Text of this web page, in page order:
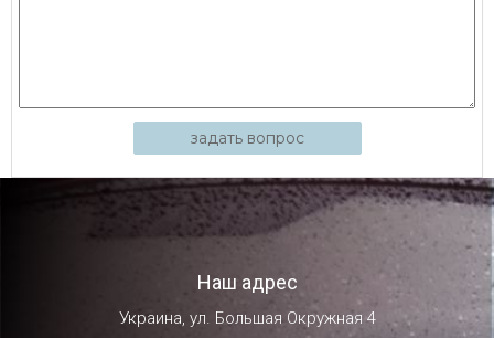
задать вопрос
Наш адрес
Украина, ул. Большая Окружная 4